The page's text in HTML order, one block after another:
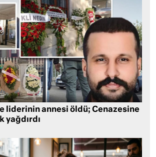
liderinin annesi öldü; Cenazesine
yağdırdı